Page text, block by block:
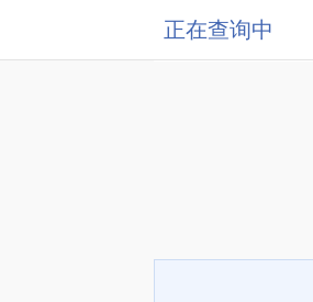
正在查询中